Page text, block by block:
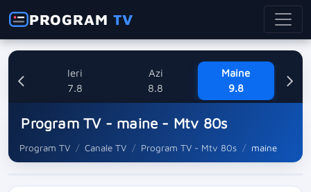
PROGRAMTV
Ieri
7.8
Azi
8.8
Maine
9.8
Program TV - maine - Mtv 80s
Program TV Canale TV Program TV - Mtv 80s maine